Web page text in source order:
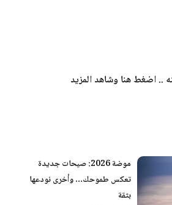
اضغط هنا وشاهد المزيد
موضة 2026: صيحات جديدة
تعكس طموحك… وأخرى نودعها
بثقة